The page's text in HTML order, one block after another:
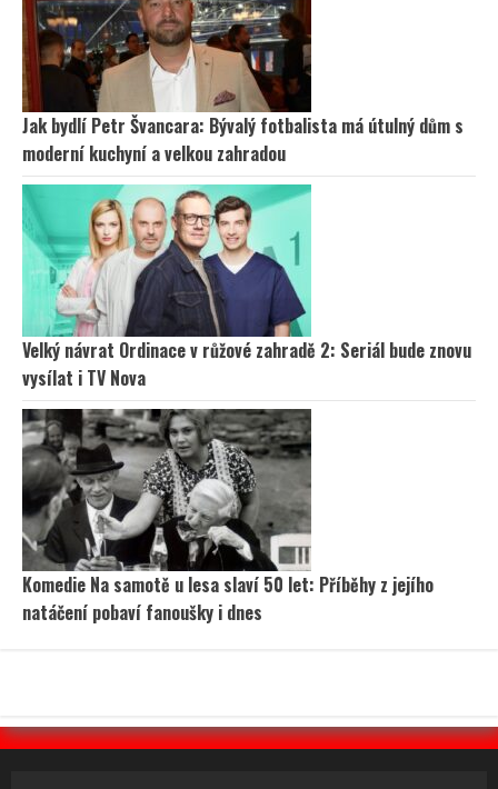
Jak bydlí Petr Švancara: Bývalý fotbalista má útulný dům s
moderní kuchyní a velkou zahradou
Velký návrat Ordinace v růžové zahradě 2: Seriál bude znovu
vysílat i TV Nova
Komedie Na samotě u lesa slaví 50 let: Příběhy z jejího
natáčení pobaví fanoušky i dnes